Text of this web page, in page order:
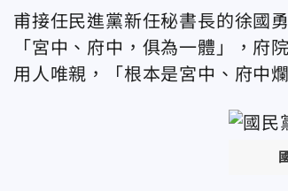
甫接任民進黨新任秘書長的徐國
「宮中、府中，俱為一體」，府
用人唯親，「根本是宮中、府中